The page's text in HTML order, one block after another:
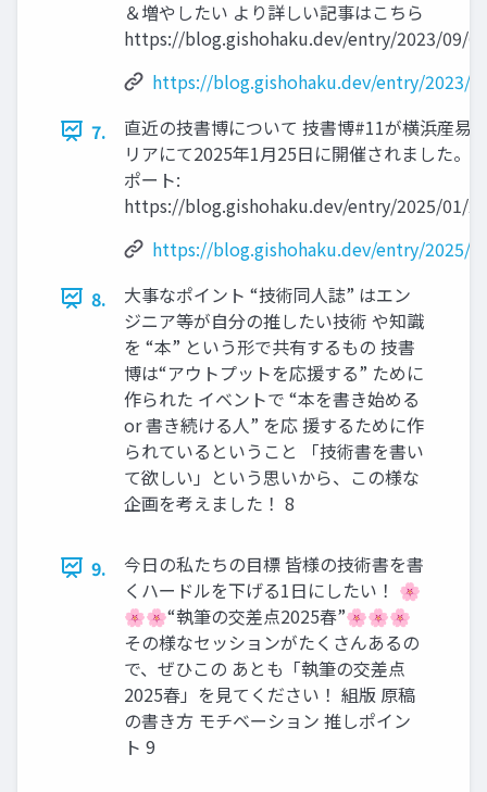
＆増やしたい より詳しい記事はこちら
https://blog.gishohaku.dev/entry/2023/09/
https://blog.gishohaku.dev/entry/2023/
7.
直近の技書博について 技書博#11が横浜産易
リアにて2025年1月25日に開催されました。
ポート:
https://blog.gishohaku.dev/entry/2025/01/
https://blog.gishohaku.dev/entry/2025/
8.
大事なポイント “技術同人誌” はエン
ジニア等が自分の推したい技術 や知識
を “本” という形で共有するもの 技書
博は“アウトプットを応援する” ために
作られた イベントで “本を書き始める
or 書き続ける人” を応 援するために作
られているということ 「技術書を書い
て欲しい」という思いから、この様な
企画を考えました！ 8
9.
今日の私たちの目標 皆様の技術書を書
くハードルを下げる1日にしたい！ 🌸
🌸🌸“執筆の交差点2025春”🌸🌸🌸
その様なセッションがたくさんあるの
で、ぜひこの あとも「執筆の交差点
2025春」を見てください！ 組版 原稿
の書き方 モチベーション 推しポイン
ト 9